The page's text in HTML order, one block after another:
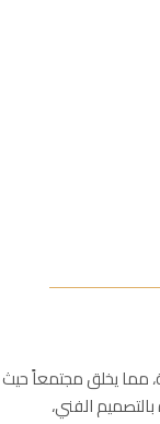
يخلق مجتمعاً حيث
الفني،